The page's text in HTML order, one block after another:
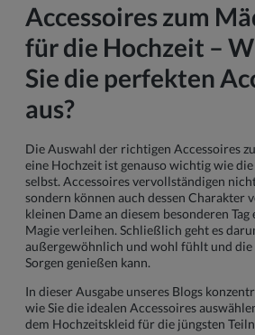
Accessoires zum
für die Hochzeit –
Sie die perfekten
aus?
Die Auswahl der richtigen Accessoires
eine Hochzeit ist genauso wichtig wie
selbst. Accessoires vervollständigen
sondern können auch dessen Charakter
kleinen Dame an diesem besonderen
Magie verleihen. Schließlich geht es
außergewöhnlich und wohl fühlt und
Sorgen genießen kann.
In dieser Ausgabe unseres Blogs
wie Sie die idealen Accessoires
dem Hochzeitskleid für die jüngsten